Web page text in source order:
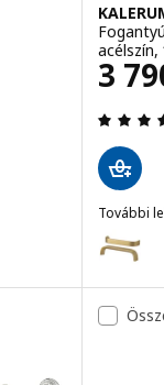
darab
5 kívül 5 csillag.
acélszín,
3
Ár
További
KALERUM